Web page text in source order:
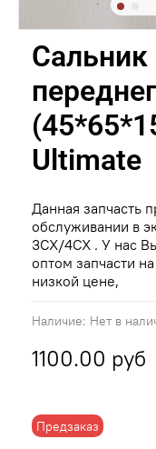
Наличие: Нет в
Предзаказ
Сальник
Ultimate
1100.00 руб
Данная запчасть
обслуживании в
3CX/4CX . У нас
оптом запчасти
низкой цене,